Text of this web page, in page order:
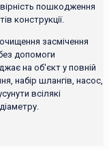
пошкодження
конструкції.
засмічення
допомоги
на об'єкт у повній
набір шлангів, насос,
всілякі